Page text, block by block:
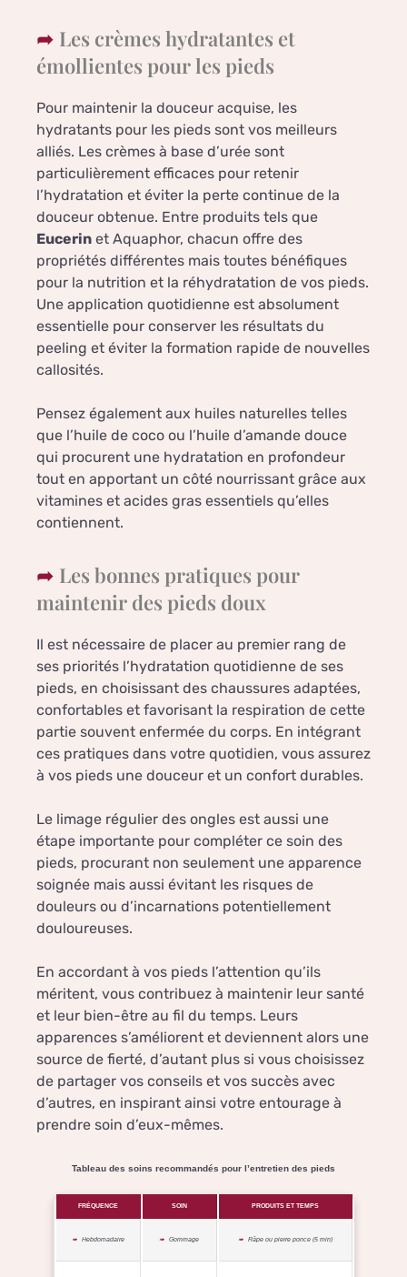
Les crèmes hydratantes et
émollientes pour les pieds
Pour maintenir la douceur acquise, les
hydratants pour les pieds sont vos meilleurs
alliés. Les crèmes à base d’urée sont
particulièrement efficaces pour retenir
l’hydratation et éviter la perte continue de la
douceur obtenue. Entre produits tels que
Eucerin et Aquaphor, chacun offre des
propriétés différentes mais toutes bénéfiques
pour la nutrition et la réhydratation de vos pieds.
Une application quotidienne est absolument
essentielle pour conserver les résultats du
peeling et éviter la formation rapide de nouvelles
callosités.
Pensez également aux huiles naturelles telles
que l’huile de coco ou l’huile d’amande douce
qui procurent une hydratation en profondeur
tout en apportant un côté nourrissant grâce aux
vitamines et acides gras essentiels qu’elles
contiennent.
Les bonnes pratiques pour
maintenir des pieds doux
Il est nécessaire de placer au premier rang de
ses priorités l’hydratation quotidienne de ses
pieds, en choisissant des chaussures adaptées,
confortables et favorisant la respiration de cette
partie souvent enfermée du corps. En intégrant
ces pratiques dans votre quotidien, vous assurez
à vos pieds une douceur et un confort durables.
Le limage régulier des ongles est aussi une
étape importante pour compléter ce soin des
pieds, procurant non seulement une apparence
soignée mais aussi évitant les risques de
douleurs ou d’incarnations potentiellement
douloureuses.
En accordant à vos pieds l’attention qu’ils
méritent, vous contribuez à maintenir leur santé
et leur bien-être au fil du temps. Leurs
apparences s’améliorent et deviennent alors une
source de fierté, d’autant plus si vous choisissez
de partager vos conseils et vos succès avec
d’autres, en inspirant ainsi votre entourage à
prendre soin d’eux-mêmes.
Tableau des soins recommandés pour l’entretien des pieds
FRÉQUENCE SOIN PRODUITS ET TEMPS
Hebdomadaire Gommage Râpe ou pierre ponce (5 min)